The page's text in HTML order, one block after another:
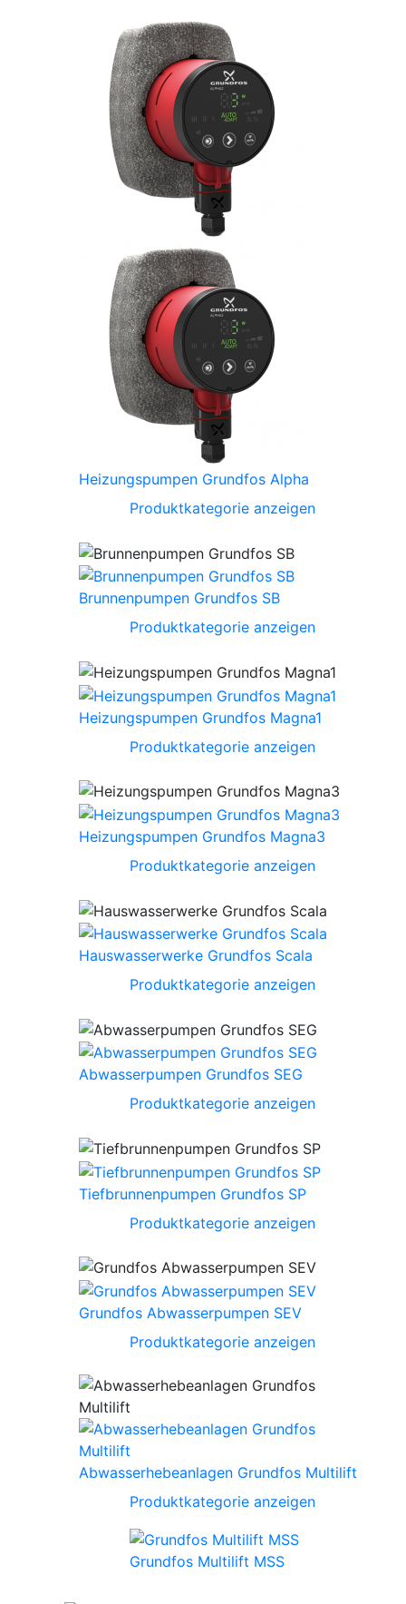
Heizungspumpen Grundfos Alpha
Produktkategorie anzeigen
Brunnenpumpen Grundfos SB
Produktkategorie anzeigen
Heizungspumpen Grundfos Magna1
Produktkategorie anzeigen
Heizungspumpen Grundfos Magna3
Produktkategorie anzeigen
Hauswasserwerke Grundfos Scala
Produktkategorie anzeigen
Abwasserpumpen Grundfos SEG
Produktkategorie anzeigen
Tiefbrunnenpumpen Grundfos SP
Produktkategorie anzeigen
Grundfos Abwasserpumpen SEV
Produktkategorie anzeigen
Abwasserhebeanlagen Grundfos Multilift
Produktkategorie anzeigen
Grundfos Multilift MSS